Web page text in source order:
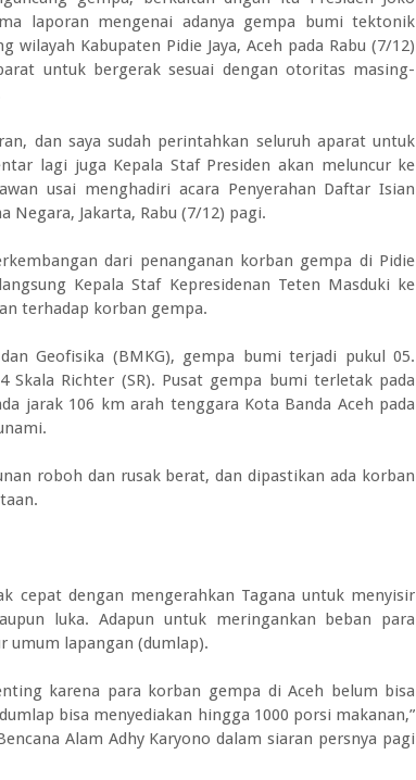
laporan mengenai adanya gempa bumi tektonik
wilayah Kabupaten Pidie Jaya, Aceh pada Rabu (7/12)
untuk bergerak sesuai dengan otoritas masing-
dan saya sudah perintahkan seluruh aparat untuk
lagi juga Kepala Staf Presiden akan meluncur ke
usai menghadiri acara Penyerahan Daftar Isian
Negara, Jakarta, Rabu (7/12) pagi.
dari penanganan korban gempa di Pidie
Kepala Staf Kepresidenan Teten Masduki ke
terhadap korban gempa.
Geofisika (BMKG), gempa bumi terjadi pukul 05.
Skala Richter (SR). Pusat gempa bumi terletak pada
jarak 106 km arah tenggara Kota Banda Aceh pada
roboh dan rusak berat, dan dipastikan ada korban
cepat dengan mengerahkan Tagana untuk menyisir
luka. Adapun untuk meringankan beban para
umum lapangan (dumlap).
karena para korban gempa di Aceh belum bisa
bisa menyediakan hingga 1000 porsi makanan,”
Alam Adhy Karyono dalam siaran persnya pagi